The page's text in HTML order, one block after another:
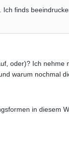
. Ich finds
oder)? Ich nehme
warum nochmal
in diesem